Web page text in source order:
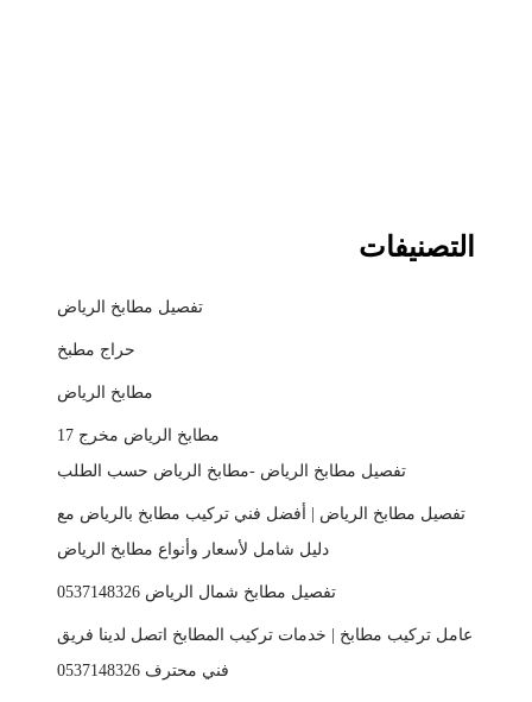
التصنيفات
تفصيل مطابخ الرياض
حراج مطبخ
مطابخ الرياض
مطابخ الرياض مخرج 17
تفصيل مطابخ الرياض -مطابخ الرياض حسب الطلب
تفصيل مطابخ الرياض | أفضل فني تركيب مطابخ بالرياض مع
دليل شامل لأسعار وأنواع مطابخ الرياض
تفصيل مطابخ شمال الرياض 0537148326
عامل تركيب مطابخ | خدمات تركيب المطابخ اتصل لدينا فريق
فني محترف 0537148326